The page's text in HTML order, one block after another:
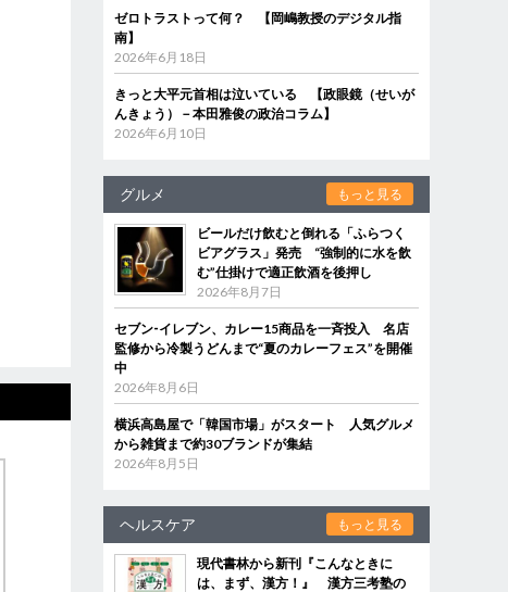
ゼロトラストって何？ 【岡嶋教授のデジタル指
南】
2026年6月18日
きっと大平元首相は泣いている 【政眼鏡（せいが
んきょう）－本田雅俊の政治コラム】
2026年6月10日
グルメ もっと見る
ビールだけ飲むと倒れる「ふらつく
ビアグラス」発売 “強制的に水を飲
む”仕掛けで適正飲酒を後押し
2026年8月7日
セブン‐イレブン、カレー15商品を一斉投入 名店
監修から冷製うどんまで“夏のカレーフェス”を開催
中
2026年8月6日
横浜高島屋で「韓国市場」がスタート 人気グルメ
から雑貨まで約30ブランドが集結
2026年8月5日
ヘルスケア もっと見る
現代書林から新刊『こんなときに
は、まず、漢方！』 漢方三考塾の